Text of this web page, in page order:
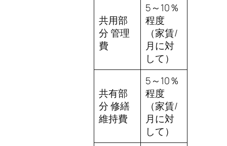
共用部
分 管理
費
5～10％
程度
（家賃/
月に対
して）
共有部
分 修繕
維持費
5～10％
程度
（家賃/
月に対
して）